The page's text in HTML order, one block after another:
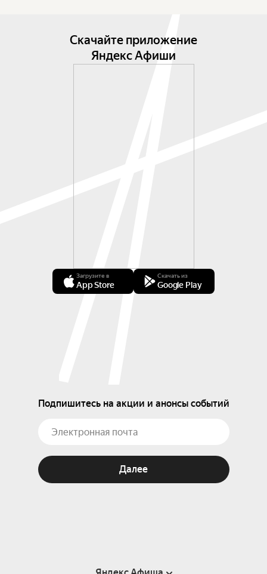
Скачайте приложение
Яндекс Афиши
Загрузите в
App Store
Скачать из
Google Play
Подпишитесь на акции и анонсы событий
Далее